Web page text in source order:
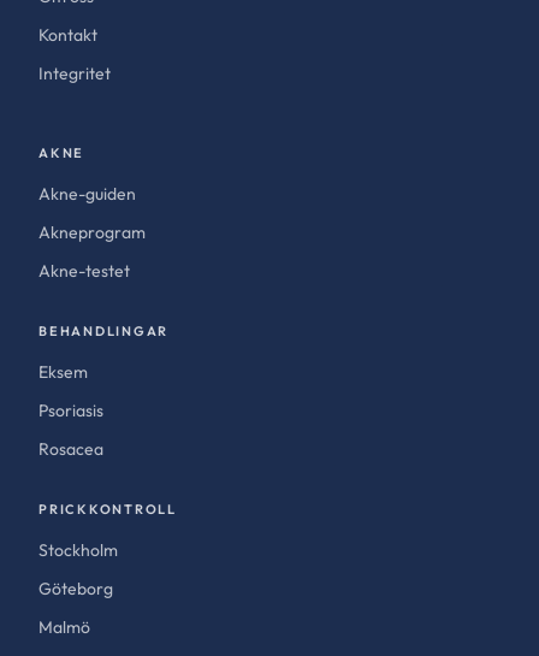
Kontakt
Integritet
AKNE
Akne-guiden
Akneprogram
Akne-testet
BEHANDLINGAR
Eksem
Psoriasis
Rosacea
PRICKKONTROLL
Stockholm
Göteborg
Malmö